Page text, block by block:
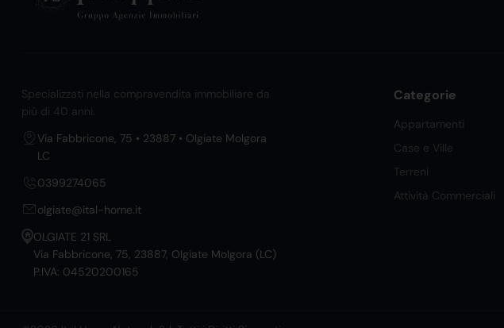
Specializzati nella compravendita immobiliare da
più di 40 anni.
Via Fabbricone, 75 • 23887 • Olgiate Molgora
LC
0399274065
olgiate@ital-home.it
OLGIATE 21 SRL
Via Fabbricone, 75, 23887, Olgiate Molgora (LC)
P.IVA: 04520200165
Categorie
Appartamenti
Case e Ville
Terreni
Attività Commerciali